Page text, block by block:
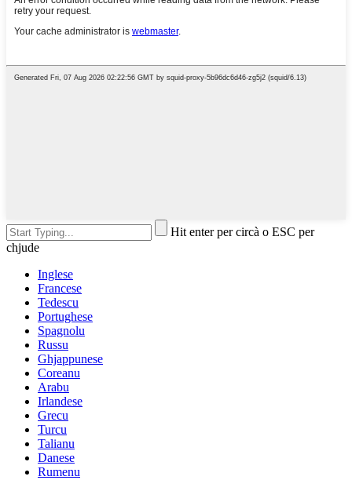
Hit enter per circà o ESC per
chjude
Inglese
Francese
Tedescu
Portughese
Spagnolu
Russu
Ghjappunese
Coreanu
Arabu
Irlandese
Grecu
Turcu
Talianu
Danese
Rumenu